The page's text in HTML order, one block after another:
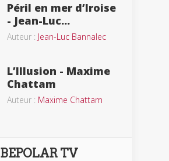
Péril en mer d’Iroise
- Jean-Luc...
Auteur : Jean-Luc Bannalec
L’Illusion - Maxime
Chattam
Auteur : Maxime Chattam
BEPOLAR TV